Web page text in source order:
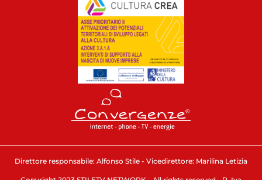
Direttore responsabile: Alfonso Stile - Vicedirettore: Marilina Letizia